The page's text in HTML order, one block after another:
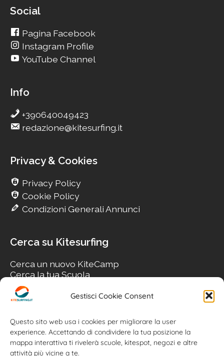
Gestisci Cookie Consent
Questo sito web usa i cookies per migliorare la user
experience. Accettando di condividere la tua posizione la
mappa interattiva ti rivelerà scuole, kitespot, negozi e altre
attività più vicine a te.
Social
Pagina Facebook
Instagram Profile
YouTube Channel
Info
+390640049423
redazione@kitesurfing.it
Privacy & Cookies
Privacy Policy
Cookie Policy
Condizioni Generali Annunci
Cerca su Kitesurfing
Cerca un nuovo KiteCamp
Cerca la tua Scuola
Cerca il tuo KiteSpot
Cerca Accommodation
Cerca il tuo Usato